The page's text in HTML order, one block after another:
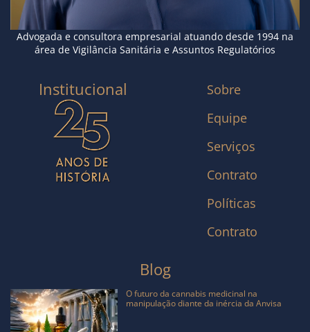
Advogada e consultora empresarial atuando desde 1994 na
área de Vigilância Sanitária e Assuntos Regulatórios
Institucional
Sobre
Equipe
Serviços
Contrato
Políticas
Contrato
Blog
O futuro da cannabis medicinal na
manipulação diante da inércia da Anvisa